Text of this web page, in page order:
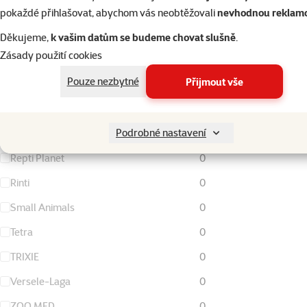
pokaždé přihlašovat, abychom vás neobtěžovalinevhodnou
Děkujeme,k vašim datům se budeme chovat slušně.
Zásady použití cookies
Pouze nezbytné
Přijmout vše
Podrobné nastavení
FURminator
0
Living World
0
Magic Cat
0
0
Repti Planet
0
Rinti
0
Small Animals
0
Tetra
0
TRIXIE
0
Versele-Laga
0